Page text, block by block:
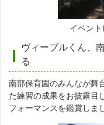
イベン
ヴィーブルくん、
る
南部保育園のみんなが舞
た練習の成果をお披露目
フォーマンスを鑑賞しま